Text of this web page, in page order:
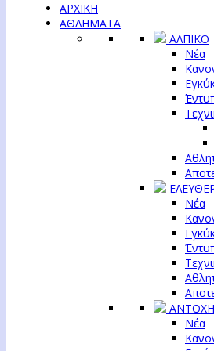
ΑΡΧΙΚΗ
ΑΘΛΗΜΑΤΑ
ΑΛΠΙΚΟ
Νέα
Νέα
ΑΝΤΟΧΗ
Νέα